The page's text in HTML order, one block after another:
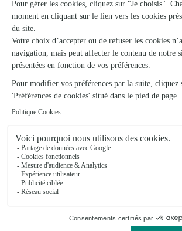
La Fleuristerie
Neufchatel en Bray
5, Grande Rue Notre Dame
Voir la boutique